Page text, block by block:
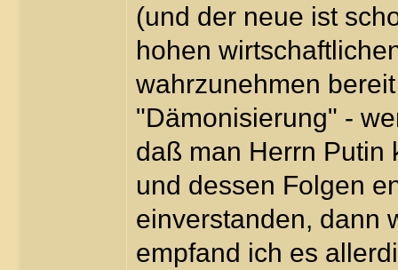
(und der neue ist
hohen
wahrzunehmen
"Dämonisierung" -
daß man Herrn Putin
und dessen Folgen
einverstanden, dann
empfand ich es